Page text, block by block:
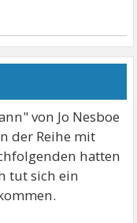
von Jo Nesboe
der Reihe mit
hatten
tut sich ein